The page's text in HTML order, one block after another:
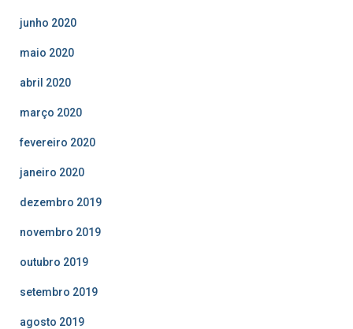
junho 2020
maio 2020
abril 2020
março 2020
fevereiro 2020
janeiro 2020
dezembro 2019
novembro 2019
outubro 2019
setembro 2019
agosto 2019